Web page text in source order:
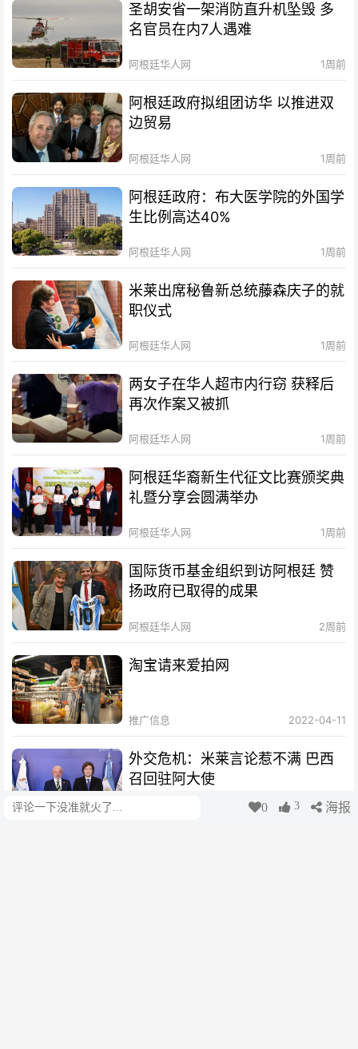
评论 0 3 海报
圣胡安省一架消防直升机坠毁 多
名官员在内7人遇难
阿根廷华人网 1周前
阿根廷政府拟组团访华 以推进双
边贸易
阿根廷华人网 1周前
阿根廷政府：布大医学院的外国学
生比例高达40%
阿根廷华人网 1周前
米莱出席秘鲁新总统藤森庆子的就
职仪式
阿根廷华人网 1周前
两女子在华人超市内行窃 获释后
再次作案又被抓
阿根廷华人网 1周前
阿根廷华裔新生代征文比赛颁奖典
礼暨分享会圆满举办
阿根廷华人网 1周前
国际货币基金组织到访阿根廷 赞
扬政府已取得的成果
阿根廷华人网 2周前
淘宝请来爱拍网
推广信息 2022-04-11
外交危机：米莱言论惹不满 巴西
召回驻阿大使
2周前